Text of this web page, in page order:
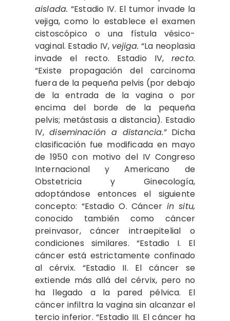
aislada. “Estadio IV. El tumor invade la
vejiga, como lo establece el examen
cistoscópico o una fístula vésico-
vaginal. Estadio IV, vejiga. “La neoplasia
invade el recto. Estadio IV,recto.
“Existe propagación del carcinoma
fuera de la pequeña pelvis (por debajo
de la entrada de la vagina o por
encima del borde de la pequeña
pelvis; metástasis a distancia). Estadio
IV,diseminación a distancia.”Dicha
clasificación fue modificada en mayo
de 1950 con motivo del IV Congreso
Internacional y Americano de
Obstetricia y Ginecología,
adoptándose entonces el siguiente
concepto: “Estadio O. Cáncer in situ,
conocido también como cáncer
preinvasor, cáncer intraepitelial o
condiciones similares. “Estadio I. El
cáncer está estrictamente confinado
al cérvix. “Estadio II. El cáncer se
extiende más allá del cérvix, pero no
ha llegado a la pared pélvica. El
cáncer infiltra la vagina sin alcanzar el
tercio inferior. “Estadio III. El cáncer ha